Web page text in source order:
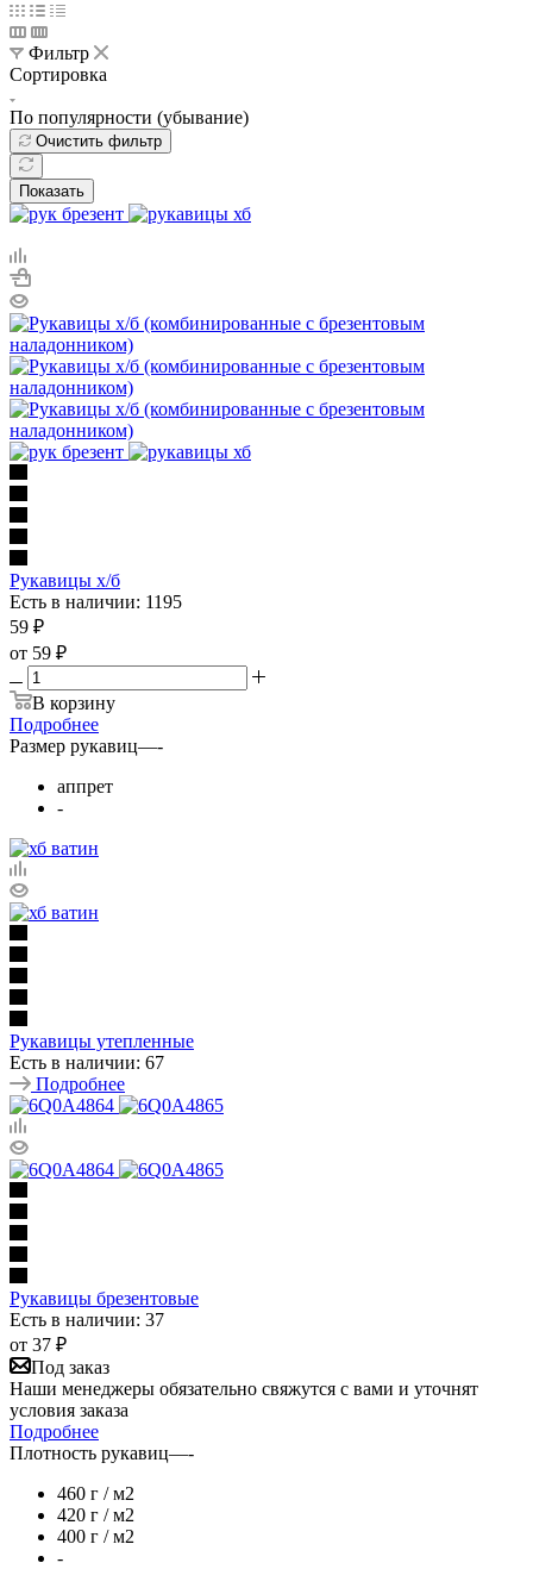
Фильтр
Сортировка
По популярности (убывание)
Очистить фильтр
Показать
Рукавицы х/б
Есть в наличии: 1195
59 ₽
от 59 ₽
В корзину
Подробнее
Размер рукавиц—-
аппрет
-
Рукавицы утепленные
Есть в наличии: 67
Подробнее
Рукавицы брезентовые
Есть в наличии: 37
от 37 ₽
Под заказ
Наши менеджеры обязательно свяжутся с вами и уточнят
условия заказа
Подробнее
Плотность рукавиц—-
460 г / м2
420 г / м2
400 г / м2
-